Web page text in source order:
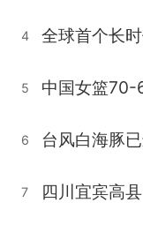
4
5
6 台风白海豚
7 四川宜宾高